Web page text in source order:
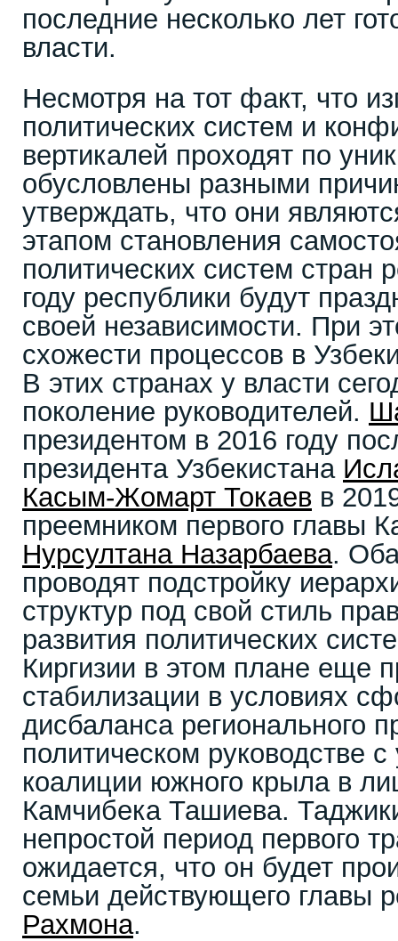
последние несколько лет
власти.
Несмотря на тот факт, что
политических систем и
вертикалей проходят по
обусловлены разными
утверждать, что они
этапом становления
политических систем стран
году республики будут
своей независимости. При
схожести процессов в
В этих странах у власти
поколение руководителей.
президентом в 2016 году
президента Узбекистана
Касым-Жомарт Токаев в
преемником первого главы
Нурсултана Назарбаева.
проводят подстройку
структур под свой стиль
развития политических
Киргизии в этом плане еще
стабилизации в условиях
дисбаланса регионального
политическом руководстве
коалиции южного крыла в
Камчибека Ташиева.
непростой период первого
ожидается, что он будет
семьи действующего главы
Рахмона.